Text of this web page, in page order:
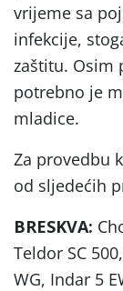
vrijeme sa
infekcije,
zaštitu. Osim
potrebno je
mladice.
Za provedbu
od sljedećih
BRESKVA:
Teldor SC
WG, Indar 5